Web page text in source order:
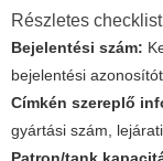
Részletes
Bejelentési szám:
bejelentési
Címkén szereplő
gyártási szám,